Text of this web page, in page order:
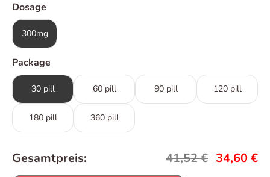
Dosage
300mg
Package
30 pill 60 pill 90 pill 120 pill
180 pill 360 pill
Gesamtpreis: 41,52€ 34,60€